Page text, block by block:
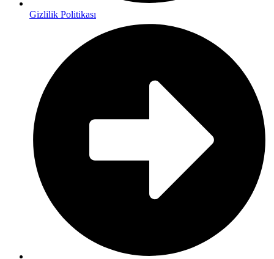
Gizlilik Politikası